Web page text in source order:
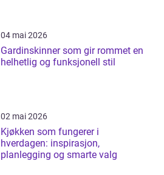
04 mai 2026
Gardinskinner som gir rommet en
helhetlig og funksjonell stil
02 mai 2026
Kjøkken som fungerer i
hverdagen: inspirasjon,
planlegging og smarte valg